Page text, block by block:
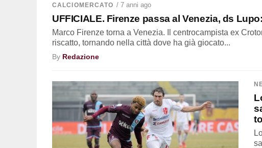
CALCIOMERCATO / 7 anni ago
UFFICIALE. Firenze passa al Venezia, ds
Marco Firenze torna a Venezia. Il centrocampista ex
riscatto, tornando nella città dove ha già giocato...
By Redazione